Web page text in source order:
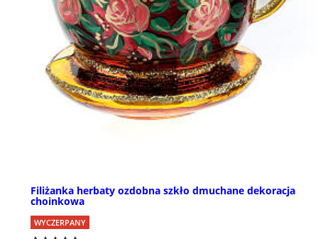
Filiżanka herbaty ozdobna szkło dmuchane dekoracja
choinkowa
WYCZERPANY